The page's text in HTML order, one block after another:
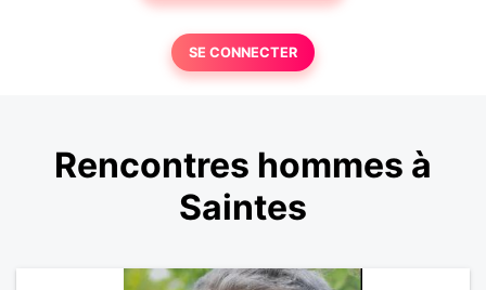
SE CONNECTER
Rencontres hommes à
Saintes